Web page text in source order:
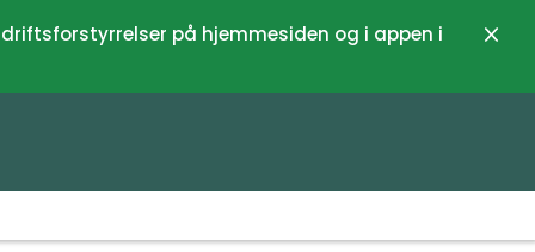
på hjemmesiden og i appen i
Luk